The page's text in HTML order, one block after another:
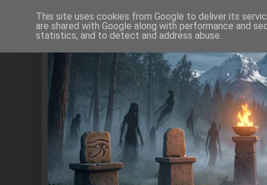
This site uses cookies from Google to deliver its
are shared with Google along with performance and
statistics, and to detect and address abuse.